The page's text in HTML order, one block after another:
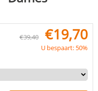
€39,40 €19,70
U bespaart: 50%